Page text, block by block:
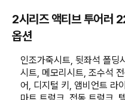
2시리즈 액티브 투어러
옵션
인조가죽시트, 뒷좌석 폴딩
시트, 메모리시트, 조수석
어, 디지털 키, 앰비언트 라